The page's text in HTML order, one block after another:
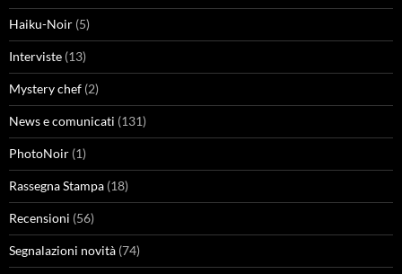
Haiku-Noir (5)
Interviste (13)
Mystery chef (2)
News e comunicati (131)
PhotoNoir (1)
Rassegna Stampa (18)
Recensioni (56)
Segnalazioni novità (74)